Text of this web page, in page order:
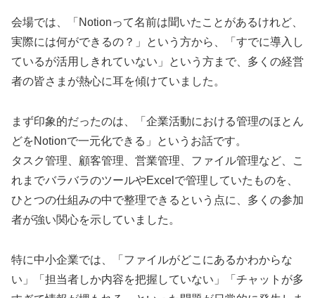
会場では、「Notionって名前は聞いたことがあるけれど、
実際には何ができるの？」という方から、「すでに導入し
ているが活用しきれていない」という方まで、多くの経営
者の皆さまが熱心に耳を傾けていました。
まず印象的だったのは、「企業活動における管理のほとん
どをNotionで一元化できる」というお話です。
タスク管理、顧客管理、営業管理、ファイル管理など、こ
れまでバラバラのツールやExcelで管理していたものを、
ひとつの仕組みの中で整理できるという点に、多くの参加
者が強い関心を示していました。
特に中小企業では、「ファイルがどこにあるかわからな
い」「担当者しか内容を把握していない」「チャットが多